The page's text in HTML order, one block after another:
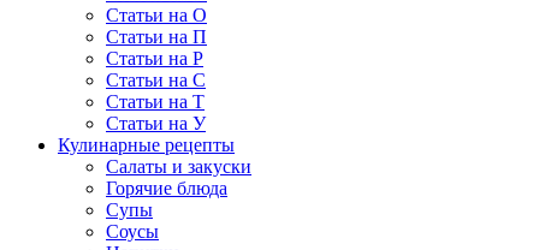
Статьи на О
Статьи на П
Статьи на Р
Статьи на С
Статьи на Т
Статьи на У
Кулинарные рецепты
Салаты и закуски
Горячие блюда
Супы
Соусы